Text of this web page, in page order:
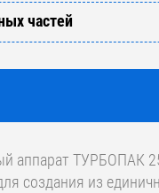
частей
аппарат ТУРБОПАК
создания из